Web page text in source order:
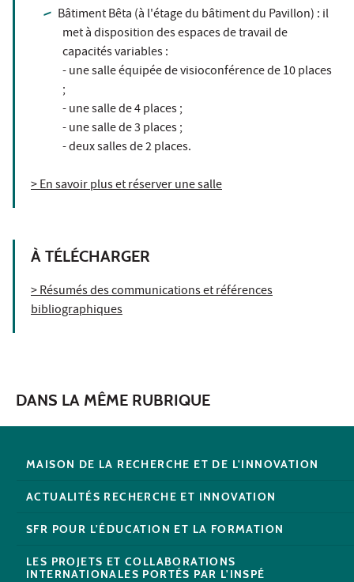
Bâtiment Bêta (à l'étage du bâtiment du Pavillon) : il
met à disposition des espaces de travail de
capacités variables :
- une salle équipée de visioconférence de 10 places
;
- une salle de 4 places ;
- une salle de 3 places ;
- deux salles de 2 places.
> En savoir plus et réserver une salle
À TÉLÉCHARGER
> Résumés des communications et références
bibliographiques
DANS LA MÊME RUBRIQUE
MAISON DE LA RECHERCHE ET DE L'INNOVATION
ACTUALITÉS RECHERCHE ET INNOVATION
SFR POUR L'ÉDUCATION ET LA FORMATION
LES PROJETS ET COLLABORATIONS
INTERNATIONALES PORTÉS PAR L'INSPÉ